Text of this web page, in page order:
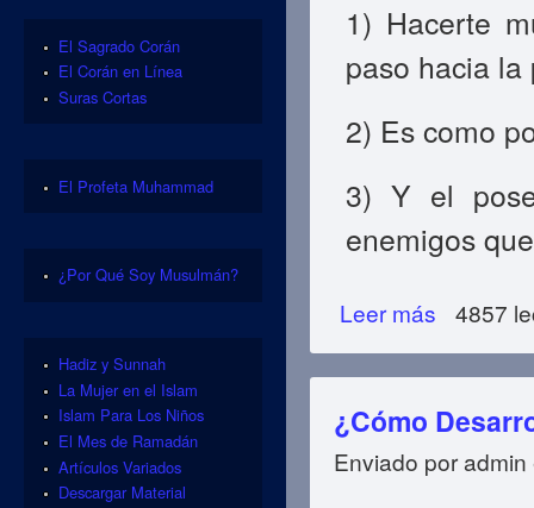
1) Hacerte
paso hacia la
2) Es como
3) Y el
enemigos
Leer más sobre ¿Cómo
4857
¿Cómo
Enviado poradmin
El Sagrado Corán
El Corán en Línea
Suras Cortas
El Profeta Muhammad
¿Por Qué Soy Musulmán?
Hadiz y Sunnah
La Mujer en el Islam
Islam Para Los Niños
El Mes de Ramadán
Artículos Variados
Descargar Material